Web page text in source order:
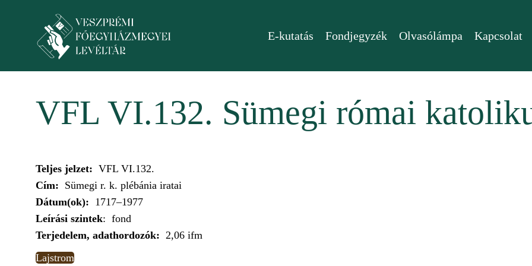
E-kutatás Fondjegyzék Olvasólámpa Kapcsolat
VFL VI.132. Sümegi római
Teljes jelzet: VFL VI.132.
Cím: Sümegi r. k. plébánia iratai
Dátum(ok): 1717–1977
Leírási szintek: fond
Terjedelem, adathordozók: 2,06 ifm
Lajstrom